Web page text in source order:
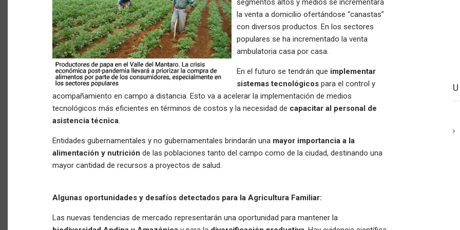
segmentos altos y medios se incrementará
la venta a domicilio ofertándose “canastas”
con diversos productos. En los sectores
populares se ha incrementado la venta
ambulatoria casa por casa.
En el futuro se tendrán que implementar
sistemas tecnológicos para el control y
acompañamiento en campo a distancia. Esto va a acelerar la implementación de medios
tecnológicos más eficientes en términos de costos y la necesidad de capacitar al personal de
asistencia técnica.
Entidades gubernamentales y no gubernamentales brindarán una mayor importancia a la
alimentación y nutrición de las poblaciones tanto del campo como de la ciudad, destinando una
mayor cantidad de recursos a proyectos de salud.
Algunas oportunidades y desafíos detectados para la Agricultura Familiar:
Las nuevas tendencias de mercado representarán una oportunidad para mantener la